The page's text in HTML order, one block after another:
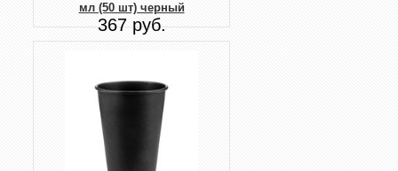
мл (50 шт) черный
367 руб.